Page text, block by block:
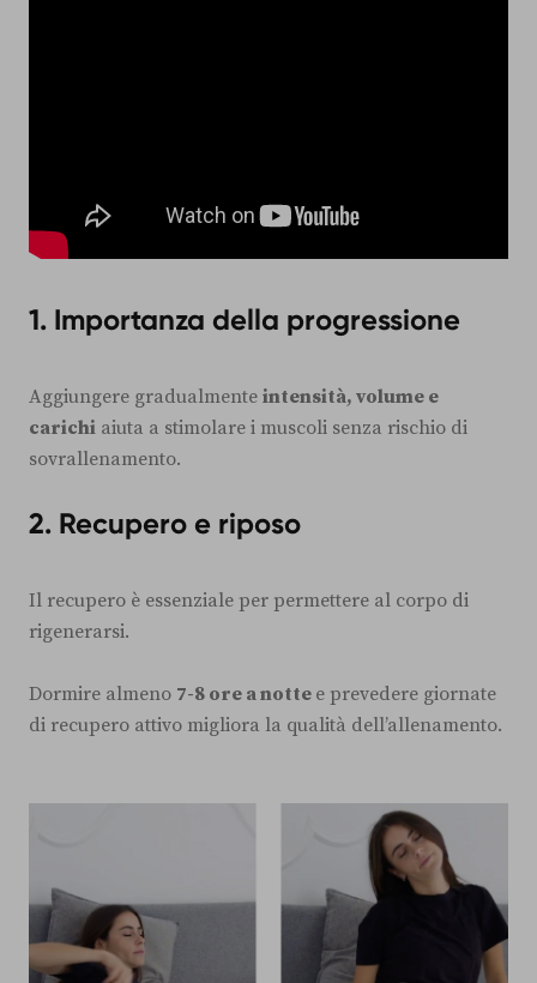
1. Importanza della progressione
Aggiungere gradualmente intensità, volume e
carichi aiuta a stimolare i muscoli senza rischio di
sovrallenamento.
2. Recupero e riposo
Il recupero è essenziale per permettere al corpo di
rigenerarsi.
Dormire almeno 7-8 ore a notte e prevedere giornate
di recupero attivo migliora la qualità dell’allenamento.